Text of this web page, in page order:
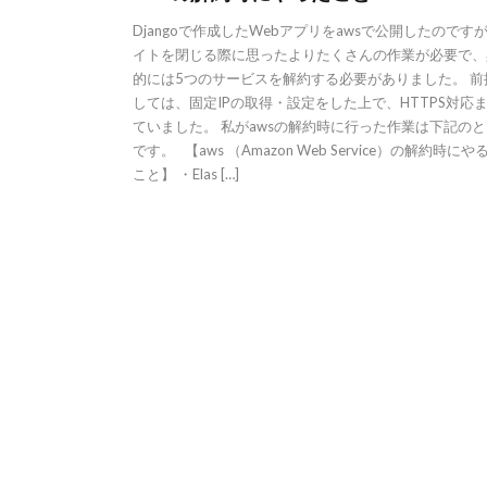
Djangoで作成したWebアプリをawsで公開したのです
イトを閉じる際に思ったよりたくさんの作業が必要で
的には5つのサービスを解約する必要がありました。 前
しては、固定IPの取得・設定をした上で、HTTPS対応
ていました。 私がawsの解約時に行った作業は下記のと
です。 【aws （Amazon Web Service）の解約時にや
こと】 ・Elas […]